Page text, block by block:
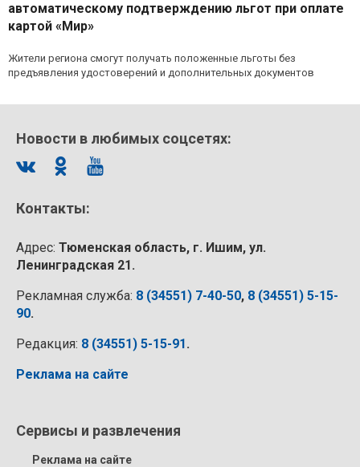
автоматическому подтверждению льгот при оплате
картой «Мир»
Жители региона смогут получать положенные льготы без
предъявления удостоверений и дополнительных документов
Новости в любимых соцсетях:
Контакты:
Адрес: Тюменская область, г. Ишим, ул.
Ленинградская 21.
Рекламная служба: 8 (34551) 7-40-50, 8 (34551) 5-15-
90.
Редакция: 8 (34551) 5-15-91.
Реклама на сайте
Сервисы и развлечения
Реклама на сайте